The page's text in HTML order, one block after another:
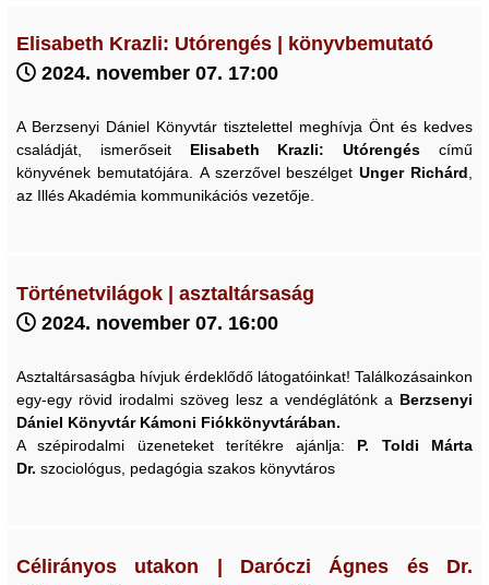
Elisabeth Krazli: Utórengés | könyvbemutató
2024. november 07. 17:00
A Berzsenyi Dániel Könyvtár tisztelettel meghívja Önt és kedves
családját, ismerőseit Elisabeth Krazli: Utórengéscímű
könyvének bemutatójára. A szerzővel beszélgetUnger Richárd
az Illés Akadémia kommunikációs vezetője.
Történetvilágok | asztaltársaság
2024. november 07. 16:00
Asztaltársaságba hívjuk érdeklődő látogatóinkat! Találkozásainkon
egy-egy rövid irodalmi szöveg lesz a vendéglátónk a Berzsenyi
Dániel Könyvtár Kámoni Fiókkönyvtárában.
A szépirodalmi üzeneteket terítékre ajánlja: P. Toldi Márta
Dr. szociológus, pedagógia szakos könyvtáros
Célirányos utakon | Daróczi Ágnes és Dr.